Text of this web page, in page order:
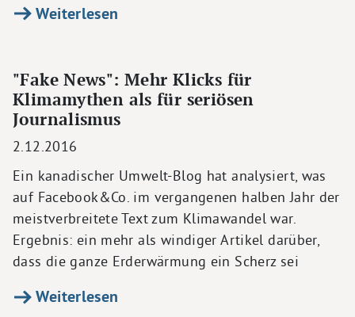
Weiterlesen
"Fake News": Mehr Klicks für
Klimamythen als für seriösen
Journalismus
2.12.2016
Ein kanadischer Umwelt-Blog hat analysiert, was
auf Facebook&Co. im vergangenen halben Jahr der
meistverbreitete Text zum Klimawandel war.
Ergebnis: ein mehr als windiger Artikel darüber,
dass die ganze Erderwärmung ein Scherz sei
Weiterlesen